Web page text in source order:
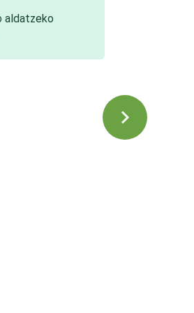
aldatzeko